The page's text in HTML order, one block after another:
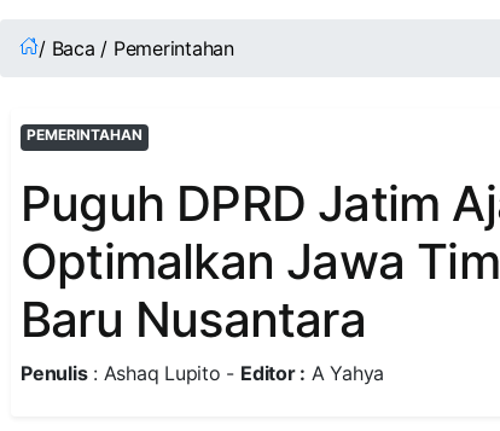
/ Baca / Pemerintahan
PEMERINTAHAN
Puguh DPRD Jatim
Optimalkan Jawa
Baru Nusantara
Penulis: Ashaq Lupito - Editor : A Yahya